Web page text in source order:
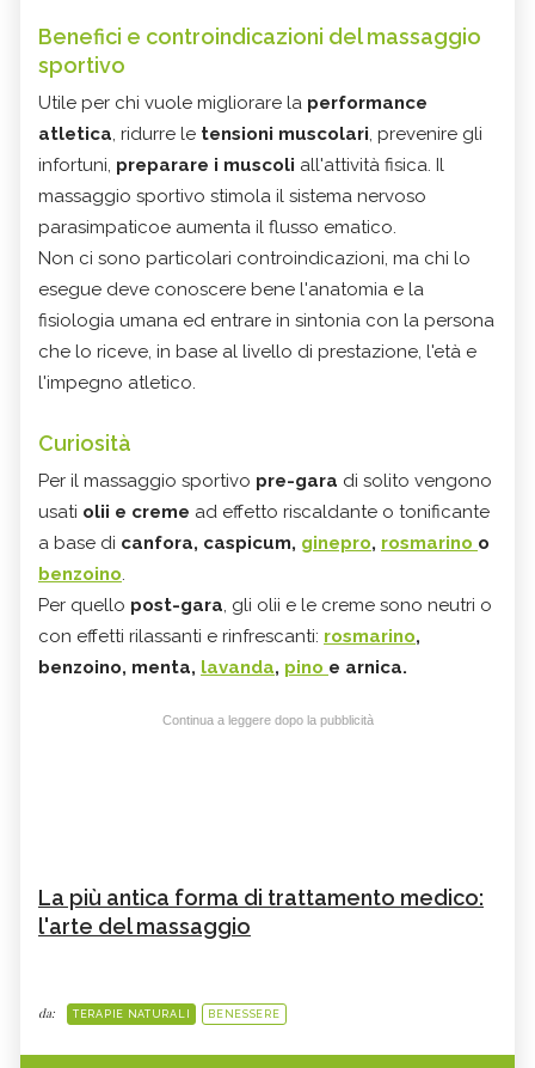
Benefici e controindicazioni del massaggio
sportivo
Utile per chi vuole migliorare la performance
atletica, ridurre le tensioni muscolari, prevenire gli
infortuni, preparare i muscoli all'attività fisica. Il
massaggio sportivo stimola il sistema nervoso
parasimpaticoe aumenta il flusso ematico.
Non ci sono particolari controindicazioni, ma chi lo
esegue deve conoscere bene l'anatomia e la
fisiologia umana ed entrare in sintonia con la persona
che lo riceve, in base al livello di prestazione, l'età e
l'impegno atletico.
Curiosità
Per il massaggio sportivo pre-gara di solito vengono
usati olii e creme ad effetto riscaldante o tonificante
a base di canfora, caspicum, ginepro, rosmarino o
benzoino.
Per quello post-gara, gli olii e le creme sono neutri o
con effetti rilassanti e rinfrescanti: rosmarino,
benzoino, menta, lavanda, pino e arnica.
Continua a leggere dopo la pubblicità
La più antica forma di trattamento medico:
l'arte del massaggio
da: TERAPIE NATURALI BENESSERE